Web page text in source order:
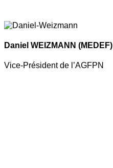
Daniel WEIZMANN (MEDEF)
Vice-Président de l’AGFPN